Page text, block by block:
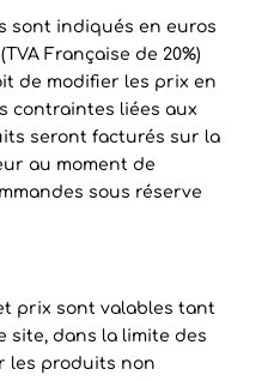
sont indiqués en euros
Française de 20%)
de modifier les prix en
contraintes liées aux
seront facturés sur la
au moment de
sous réserve
prix sont valables tant
site, dans la limite des
les produits non